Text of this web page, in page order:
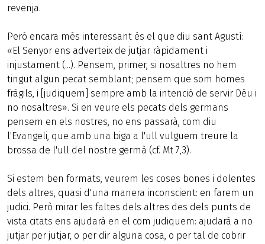
revenja.
Però encara més interessant és el que diu sant Agustí:
«El Senyor ens adverteix de jutjar ràpidament i
injustament (...). Pensem, primer, si nosaltres no hem
tingut algun pecat semblant; pensem que som homes
fràgils, i [judiquem] sempre amb la intenció de servir Déu i
no nosaltres». Si en veure els pecats dels germans
pensem en els nostres, no ens passarà, com diu
l'Evangeli, que amb una biga a l'ull vulguem treure la
brossa de l'ull del nostre germà (cf. Mt 7,3).
Si estem ben formats, veurem les coses bones i dolentes
dels altres, quasi d'una manera inconscient: en farem un
judici. Però mirar les faltes dels altres des dels punts de
vista citats ens ajudarà en el com judiquem: ajudarà a no
jutjar per jutjar, o per dir alguna cosa, o per tal de cobrir